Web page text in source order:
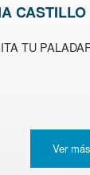
TU
Ver más